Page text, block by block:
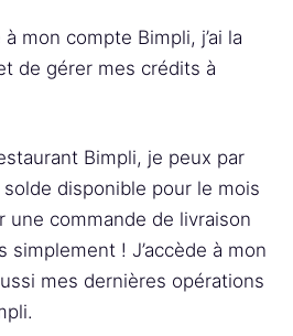
mon compte Bimpli, j’ai la
de gérer mes crédits à
Bimpli, je peux par
disponible pour le mois
une commande de livraison
simplement ! J’accède à mon
mes dernières opérations